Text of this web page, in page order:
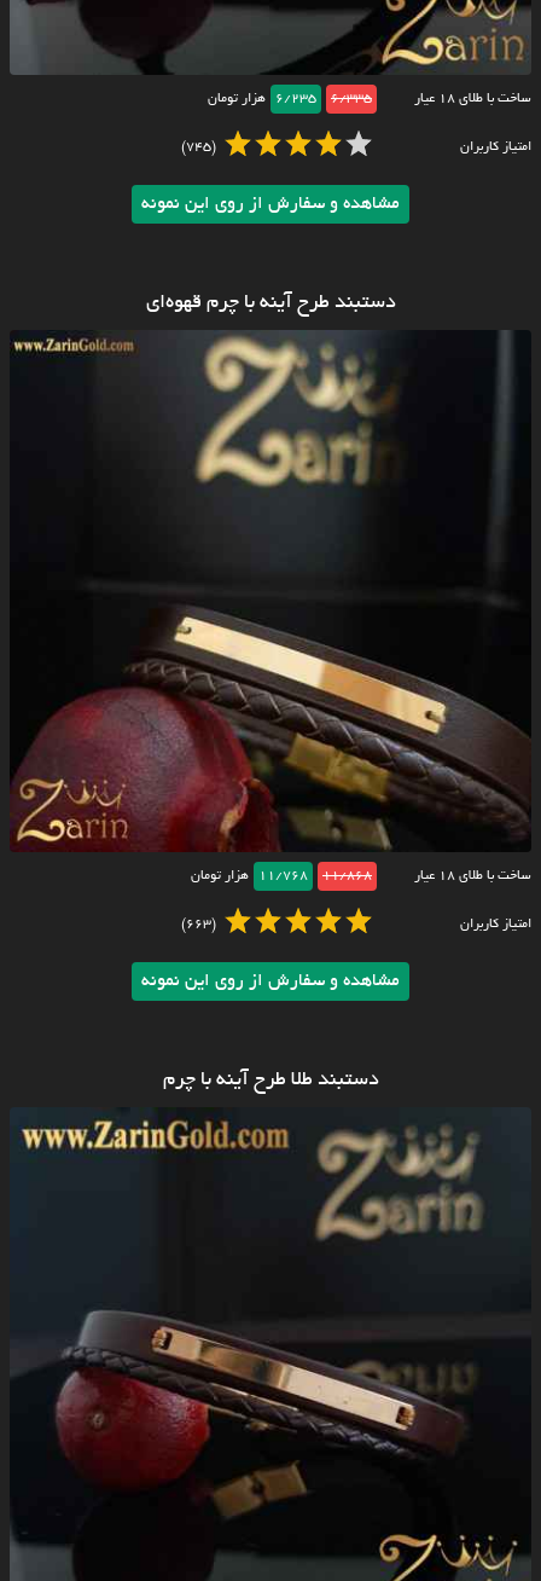
ساخت با طلای ۱۸ عیار 6/335
6/235 هزار تومان
امتیاز کاربران (745)
مشاهده و سفارش از روی این نمونه
دستبند طرح آینه با چرم قهوه‌ای
ساخت با طلای ۱۸ عیار 11/868
11/768 هزار تومان
امتیاز کاربران (663)
مشاهده و سفارش از روی این نمونه
دستبند طلا طرح آینه با چرم